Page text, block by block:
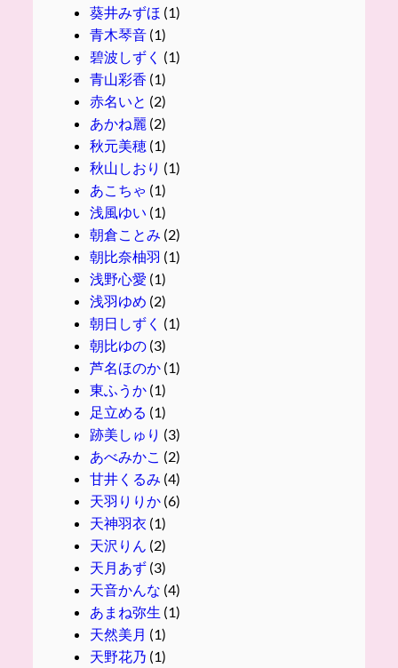
葵井みずほ (1)
青木琴音(1)
碧波しずく (1)
青山彩香 (1)
赤名いと (2)
あかね麗 (2)
秋元美穂(1)
秋山しおり (1)
あこちゃ (1)
浅風ゆい (1)
朝倉ことみ (2)
朝比奈柚羽 (1)
浅野心愛 (1)
浅羽ゆめ (2)
朝日しずく (1)
朝比ゆの(3)
芦名ほのか(1)
東ふうか(1)
足立める (1)
跡美しゅり (3)
あべみかこ (2)
甘井くるみ (4)
天羽りりか(6)
天神羽衣 (1)
天沢りん (2)
天月あず(3)
天音かんな (4)
あまね弥生 (1)
天然美月 (1)
天野花乃 (1)